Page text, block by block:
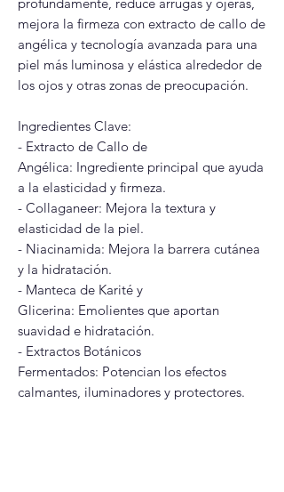
mejora la firmeza con extracto de callo de
angélica y tecnología avanzada para una
piel más luminosa y elástica alrededor de
los ojos y otras zonas de preocupación.
Ingredientes Clave:
- Extracto de Callo de
Angélica: Ingrediente principal que ayuda
a la elasticidad y firmeza.
- Collaganeer: Mejora la textura y
elasticidad de la piel.
- Niacinamida: Mejora la barrera cutánea
y la hidratación.
- Manteca de Karité y
Glicerina: Emolientes que aportan
suavidad e hidratación.
- Extractos Botánicos
Fermentados: Potencian los efectos
calmantes, iluminadores y protectores.